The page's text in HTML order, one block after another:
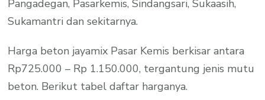
Pangadegan, Pasarkemis, Sindangsari, Sukaasih,
Sukamantri dan sekitarnya.
Harga beton jayamix Pasar Kemis berkisar antara
Rp725.000 – Rp 1.150.000, tergantung jenis mutu
beton. Berikut tabel daftar harganya.